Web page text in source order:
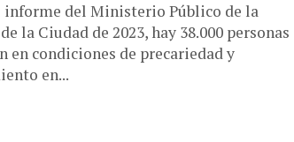
informe del Ministerio Público de la
la Ciudad de 2023, hay 38.000 personas
en condiciones de precariedad y
en...